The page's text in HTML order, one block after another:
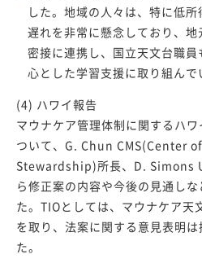
した。地域の人々は、特に低
遅れを非常に懸念しており、
密接に連携し、国立天文台職
心とした学習支援に取り組ん
(4) ハワイ報告
マウナケア管理体制に関するハ
ついて、G. Chun CMS(Center
Stewardship)所長、D. Simons
ら修正案の内容や今後の見通し
た。TIOとしては、マウナケア天
を取り、法案に関する意見表明
た。